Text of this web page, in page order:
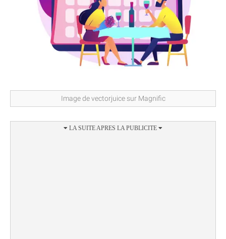
Image de vectorjuice sur Magnific